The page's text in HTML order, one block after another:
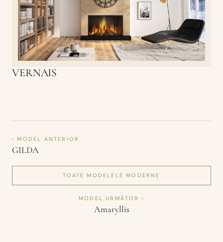
VERNAIS
‹ MODEL ANTERIOR
GILDA
TOATE MODELELEMODERNE
MODEL URMĂTOR ›
Amaryllis